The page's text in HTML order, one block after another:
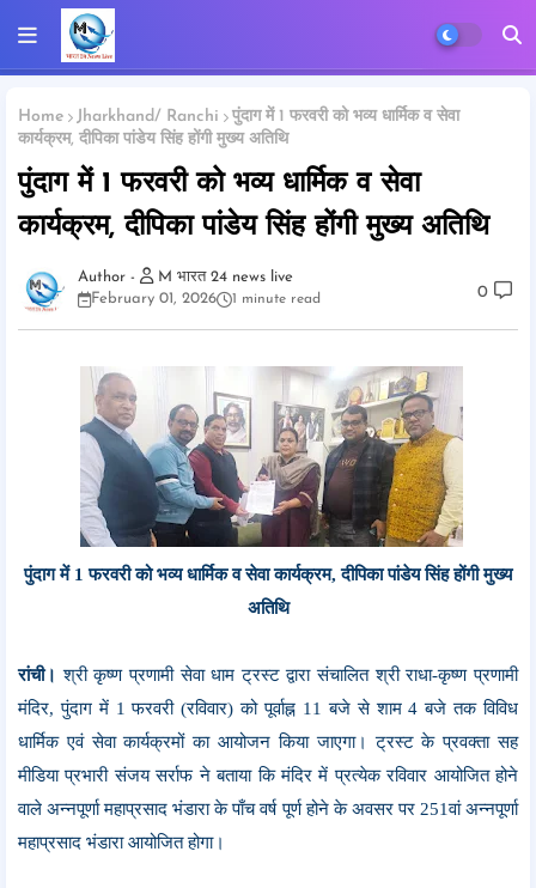
Home Jharkhand/ Ranchi
पुंदाग में 1 फरवरी को भव्य धार्मिक व सेवा
कार्यक्रम, दीपिका पांडेय सिंह होंगी मुख्य अतिथि
पुंदाग में 1 फरवरी को भव्य धार्मिक व सेवा
कार्यक्रम, दीपिका पांडेय सिंह होंगी मुख्य अतिथि
M भारत 24 news live
February 01, 2026
1 minute read 0
पुंदाग में 1 फरवरी को भव्य धार्मिक व सेवा कार्यक्रम, दीपिका पांडेय सिंह होंगी मुख्य
अतिथि
रांची। श्री कृष्ण प्रणामी सेवा धाम ट्रस्ट द्वारा संचालित श्री राधा-कृष्ण प्रणामी
मंदिर, पुंदाग में 1 फरवरी (रविवार) को पूर्वाह्न 11 बजे से शाम 4 बजे तक विविध
धार्मिक एवं सेवा कार्यक्रमों का आयोजन किया जाएगा। ट्रस्ट के प्रवक्ता सह
मीडिया प्रभारी संजय सर्राफ ने बताया कि मंदिर में प्रत्येक रविवार आयोजित होने
वाले अन्नपूर्णा महाप्रसाद भंडारा के पाँच वर्ष पूर्ण होने के अवसर पर 251वां अन्नपूर्णा
महाप्रसाद भंडारा आयोजित होगा।